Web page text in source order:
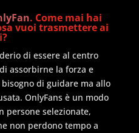
. Come mai hai
vuoi trasmettere ai
di essere al centro
assorbirne la forza e
di guidare ma allo
OnlyFans è un modo
persone selezionate,
non perdono tempo a